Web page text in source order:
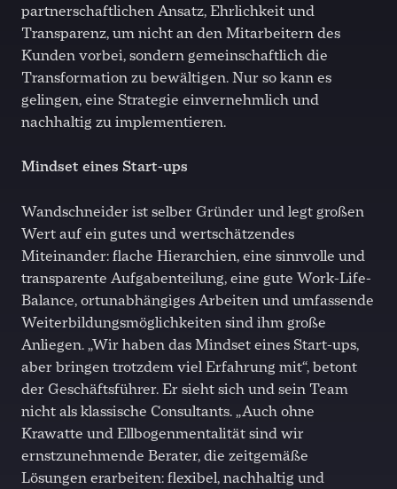
partnerschaftlichen Ansatz, Ehrlichkeit und
Transparenz, um nicht an den Mitarbeitern des
Kunden vorbei, sondern gemeinschaftlich die
Transformation zu bewältigen. Nur so kann es
gelingen, eine Strategie einvernehmlich und
nachhaltig zu implementieren.
Mindset eines Start-ups
Wandschneider ist selber Gründer und legt großen
Wert auf ein gutes und wertschätzendes
Miteinander: flache Hierarchien, eine sinnvolle und
transparente Aufgabenteilung, eine gute Work-Life-
Balance, ortunabhängiges Arbeiten und umfassende
Weiterbildungsmöglichkeiten sind ihm große
Anliegen. „Wir haben das Mindset eines Start-ups,
aber bringen trotzdem viel Erfahrung mit“, betont
der Geschäftsführer. Er sieht sich und sein Team
nicht als klassische Consultants. „Auch ohne
Krawatte und Ellbogenmentalität sind wir
ernstzunehmende Berater, die zeitgemäße
Lösungen erarbeiten: flexibel, nachhaltig und